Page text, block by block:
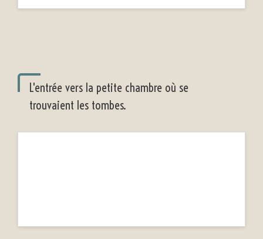
L'entrée vers la petite chambre où se
trouvaient les tombes.